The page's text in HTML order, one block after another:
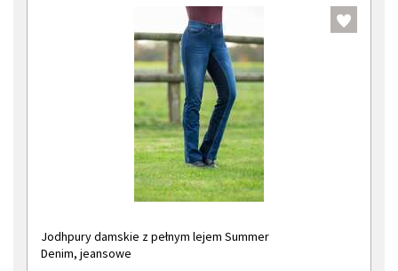
Jodhpury damskie z pełnym lejem Summer
Denim, jeansowe